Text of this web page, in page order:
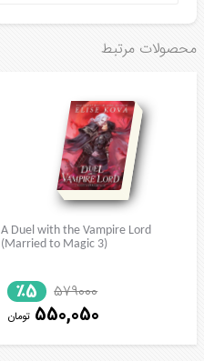
محصولات مرتبط
A Duel with the Vampire Lord
(Married to Magic 3)
579000
٪5
550,050 تومان